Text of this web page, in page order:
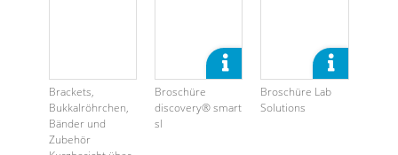
Brackets,
Bukkalröhrchen,
Bänder und
Zubehör
Broschüre
discovery® smart
sl
Broschüre Lab
Solutions